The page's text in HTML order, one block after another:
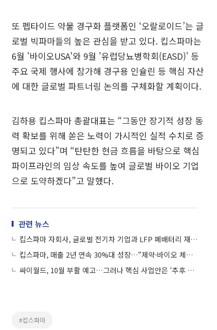
또 펩타이드 약물 경구화 플랫폼인 ‘오랄로이드’는 글
로벌 빅파마들의 높은 관심을 받고 있다. 킵스파마는
6월 '바이오USA'와 9월 '유럽당뇨병학회(EASD)' 등
주요 국제 행사에 참가해 경구용 인슐린 등 핵심 자산
에 대한 글로벌 파트너링 논의를 구체화할 계획이다.
김하용 킵스파마 총괄대표는 “그동안 장기적 성장 동
력 확보를 위해 쏟은 노력이 가시적인 실적 수치로 증
명되고 있다”며 “탄탄한 현금 흐름을 바탕으로 핵심
파이프라인의 임상 속도를 높여 글로벌 바이오 기업
으로 도약하겠다”고 말했다.
관련 뉴스
킵스파마 자회사, 글로벌 전기차 기업과 LFP 폐배터리 재활용 계약 체결…“20조원 시장 선점 본격화”
킵스파마, 매출 2년 연속 30%대 성장…“제약·바이오 체질 개선 효과”
싸이월드, 10월 부활 예고…그러나 핵심 사업안은 ‘추후 공개’
#킵스파마